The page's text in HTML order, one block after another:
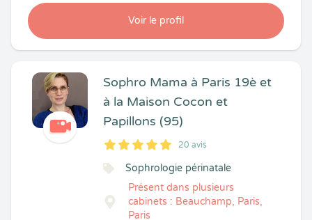
Voir le profil
Sophro Mama à Paris 19è et
à la Maison Cocon et
Papillons (95)
5
1
5
20 20 avis
Sophrologie périnatale
Présent dans plusieurs
cabinets : Beauchamp, Paris,
Paris